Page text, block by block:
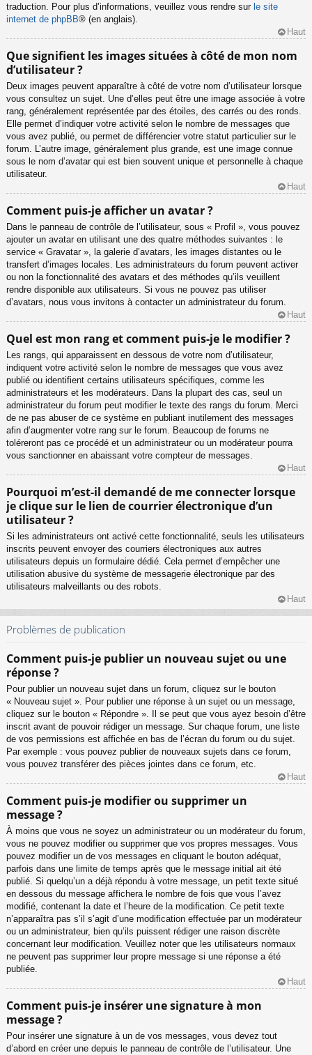
traduction. Pour plus d’informations, veuillez vous rendre sur le site
internet de phpBB® (en anglais).
Haut
Que signifient les images situées à côté de mon nom
d’utilisateur ?
Deux images peuvent apparaître à côté de votre nom d’utilisateur lorsque
vous consultez un sujet. Une d’elles peut être une image associée à votre
rang, généralement représentée par des étoiles, des carrés ou des ronds.
Elle permet d’indiquer votre activité selon le nombre de messages que
vous avez publié, ou permet de différencier votre statut particulier sur le
forum. L’autre image, généralement plus grande, est une image connue
sous le nom d’avatar qui est bien souvent unique et personnelle à chaque
utilisateur.
Haut
Comment puis-je afficher un avatar ?
Dans le panneau de contrôle de l’utilisateur, sous « Profil », vous pouvez
ajouter un avatar en utilisant une des quatre méthodes suivantes : le
service « Gravatar », la galerie d’avatars, les images distantes ou le
transfert d’images locales. Les administrateurs du forum peuvent activer
ou non la fonctionnalité des avatars et des méthodes qu’ils veuillent
rendre disponible aux utilisateurs. Si vous ne pouvez pas utiliser
d’avatars, nous vous invitons à contacter un administrateur du forum.
Haut
Quel est mon rang et comment puis-je le modifier ?
Les rangs, qui apparaissent en dessous de votre nom d’utilisateur,
indiquent votre activité selon le nombre de messages que vous avez
publié ou identifient certains utilisateurs spécifiques, comme les
administrateurs et les modérateurs. Dans la plupart des cas, seul un
administrateur du forum peut modifier le texte des rangs du forum. Merci
de ne pas abuser de ce système en publiant inutilement des messages
afin d’augmenter votre rang sur le forum. Beaucoup de forums ne
toléreront pas ce procédé et un administrateur ou un modérateur pourra
vous sanctionner en abaissant votre compteur de messages.
Haut
Pourquoi m’est-il demandé de me connecter lorsque
je clique sur le lien de courrier électronique d’un
utilisateur ?
Si les administrateurs ont activé cette fonctionnalité, seuls les utilisateurs
inscrits peuvent envoyer des courriers électroniques aux autres
utilisateurs depuis un formulaire dédié. Cela permet d’empêcher une
utilisation abusive du système de messagerie électronique par des
utilisateurs malveillants ou des robots.
Haut
Problèmes de publication
Comment puis-je publier un nouveau sujet ou une
réponse ?
Pour publier un nouveau sujet dans un forum, cliquez sur le bouton
« Nouveau sujet ». Pour publier une réponse à un sujet ou un message,
cliquez sur le bouton « Répondre ». Il se peut que vous ayez besoin d’être
inscrit avant de pouvoir rédiger un message. Sur chaque forum, une liste
de vos permissions est affichée en bas de l’écran du forum ou du sujet.
Par exemple : vous pouvez publier de nouveaux sujets dans ce forum,
vous pouvez transférer des pièces jointes dans ce forum, etc.
Haut
Comment puis-je modifier ou supprimer un
message ?
À moins que vous ne soyez un administrateur ou un modérateur du forum,
vous ne pouvez modifier ou supprimer que vos propres messages. Vous
pouvez modifier un de vos messages en cliquant le bouton adéquat,
parfois dans une limite de temps après que le message initial ait été
publié. Si quelqu’un a déjà répondu à votre message, un petit texte situé
en dessous du message affichera le nombre de fois que vous l’avez
modifié, contenant la date et l’heure de la modification. Ce petit texte
n’apparaîtra pas s’il s’agit d’une modification effectuée par un modérateur
ou un administrateur, bien qu’ils puissent rédiger une raison discrète
concernant leur modification. Veuillez noter que les utilisateurs normaux
ne peuvent pas supprimer leur propre message si une réponse a été
publiée.
Haut
Comment puis-je insérer une signature à mon
message ?
Pour insérer une signature à un de vos messages, vous devez tout
d’abord en créer une depuis le panneau de contrôle de l’utilisateur. Une